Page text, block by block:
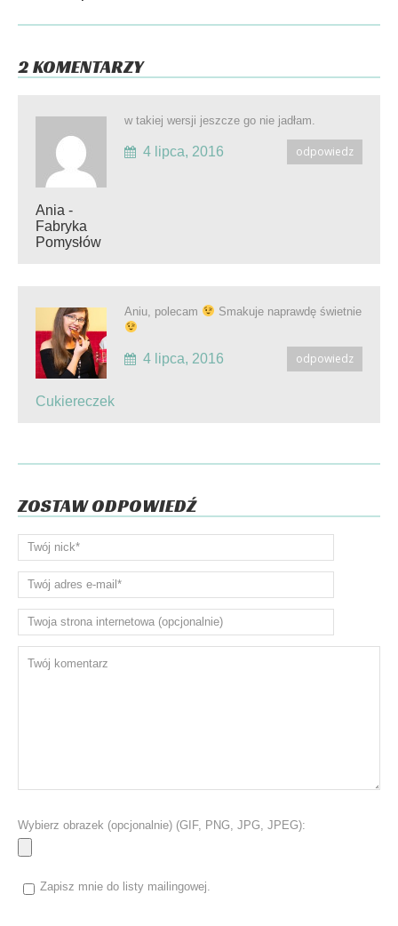
2 KOMENTARZY
Ania -
Fabryka
Pomysłów
w takiej wersji jeszcze go nie jadłam.
odpowiedz
4 lipca, 2016
Cukiereczek
Aniu, polecam Smakuje naprawdę świetnie
odpowiedz
4 lipca, 2016
ZOSTAW ODPOWIEDŹ
Wybierz obrazek (opcjonalnie) (GIF, PNG, JPG, JPEG):
Zapisz mnie do listy mailingowej.